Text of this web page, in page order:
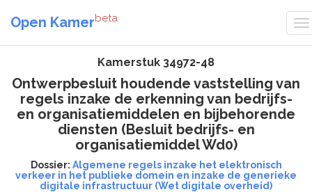
Open Kamerbeta
Kamerstuk 34972-48
Ontwerpbesluit houdende vaststelling van
regels inzake de erkenning van bedrijfs-
en organisatiemiddelen en bijbehorende
diensten (Besluit bedrijfs- en
organisatiemiddel Wd0)
Dossier: Algemene regels inzake het elektronisch
verkeer in het publieke domein en inzake de generieke
digitale infrastructuur (Wet digitale overheid)